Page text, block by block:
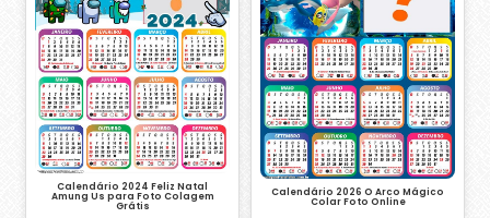
Calendário 2024 Feliz Natal
Amung Us para Foto Colagem
Grátis
Calendário 2026 O Arco Mágico
Colar Foto Online